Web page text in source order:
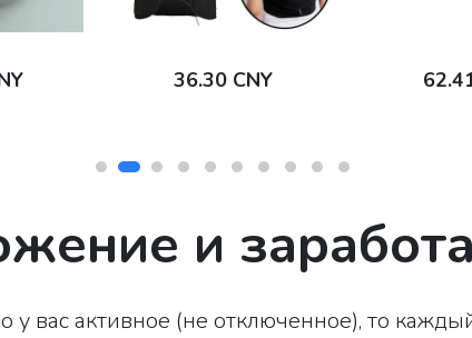
62.41 CNY
и
вас активное (не отключенное), то